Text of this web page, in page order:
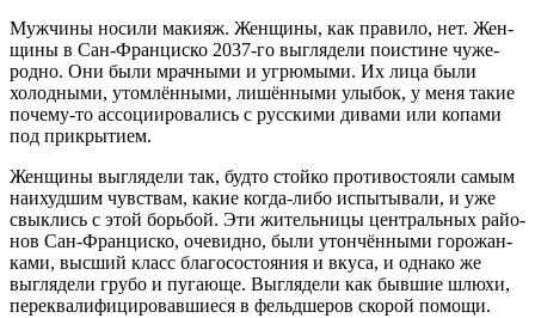
Муж­чи­ны носи­ли маки­яж. Жен­щи­ны, как пра­ви­ло, нет. Жен­
щи­ны в Сан-Фран­цис­ко 2037-го выгля­де­ли поис­ти­не чуже­
род­но. Они были мрач­ны­ми и угрю­мы­ми. Их лица были
холод­ны­ми, утом­лён­ны­ми, лишён­ны­ми улы­бок, у меня такие
поче­му-то ассо­ци­и­ро­ва­лись с рус­ски­ми дива­ми или копа­ми
под прикрытием.
Жен­щи­ны выгля­де­ли так, буд­то стой­ко про­ти­во­сто­я­ли самым
наи­худ­шим чув­ствам, какие когда-либо испы­ты­ва­ли, и уже
свык­лись с этой борь­бой. Эти житель­ни­цы цен­траль­ных рай­о­
нов Сан-Фран­цис­ко, оче­вид­но, были утон­чён­ны­ми горо­жан­
ка­ми, выс­ший класс бла­го­со­сто­я­ния и вку­са, и одна­ко же
выгля­де­ли гру­бо и пуга­ю­ще. Выгля­де­ли как быв­шие шлю­хи,
пере­ква­ли­фи­ци­ро­вав­ши­е­ся в фельд­ше­ров ско­рой помощи.